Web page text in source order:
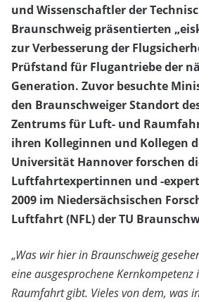
und Wissenschaftler der
Braunschweig präsentierten
zur Verbesserung der
Prüfstand für Flugantriebe der
Generation. Zuvor besuchte
den Braunschweiger Standort
Zentrums für Luft- und
ihren Kolleginnen und Kollegen
Universität Hannover forschen
Luftfahrtexpertinnen und -
2009 im Niedersächsischen
Luftfahrt (NFL) der TU
„Was wir hier in Braunschweig
eine ausgesprochene
Raumfahrt gibt. Vieles von dem, was